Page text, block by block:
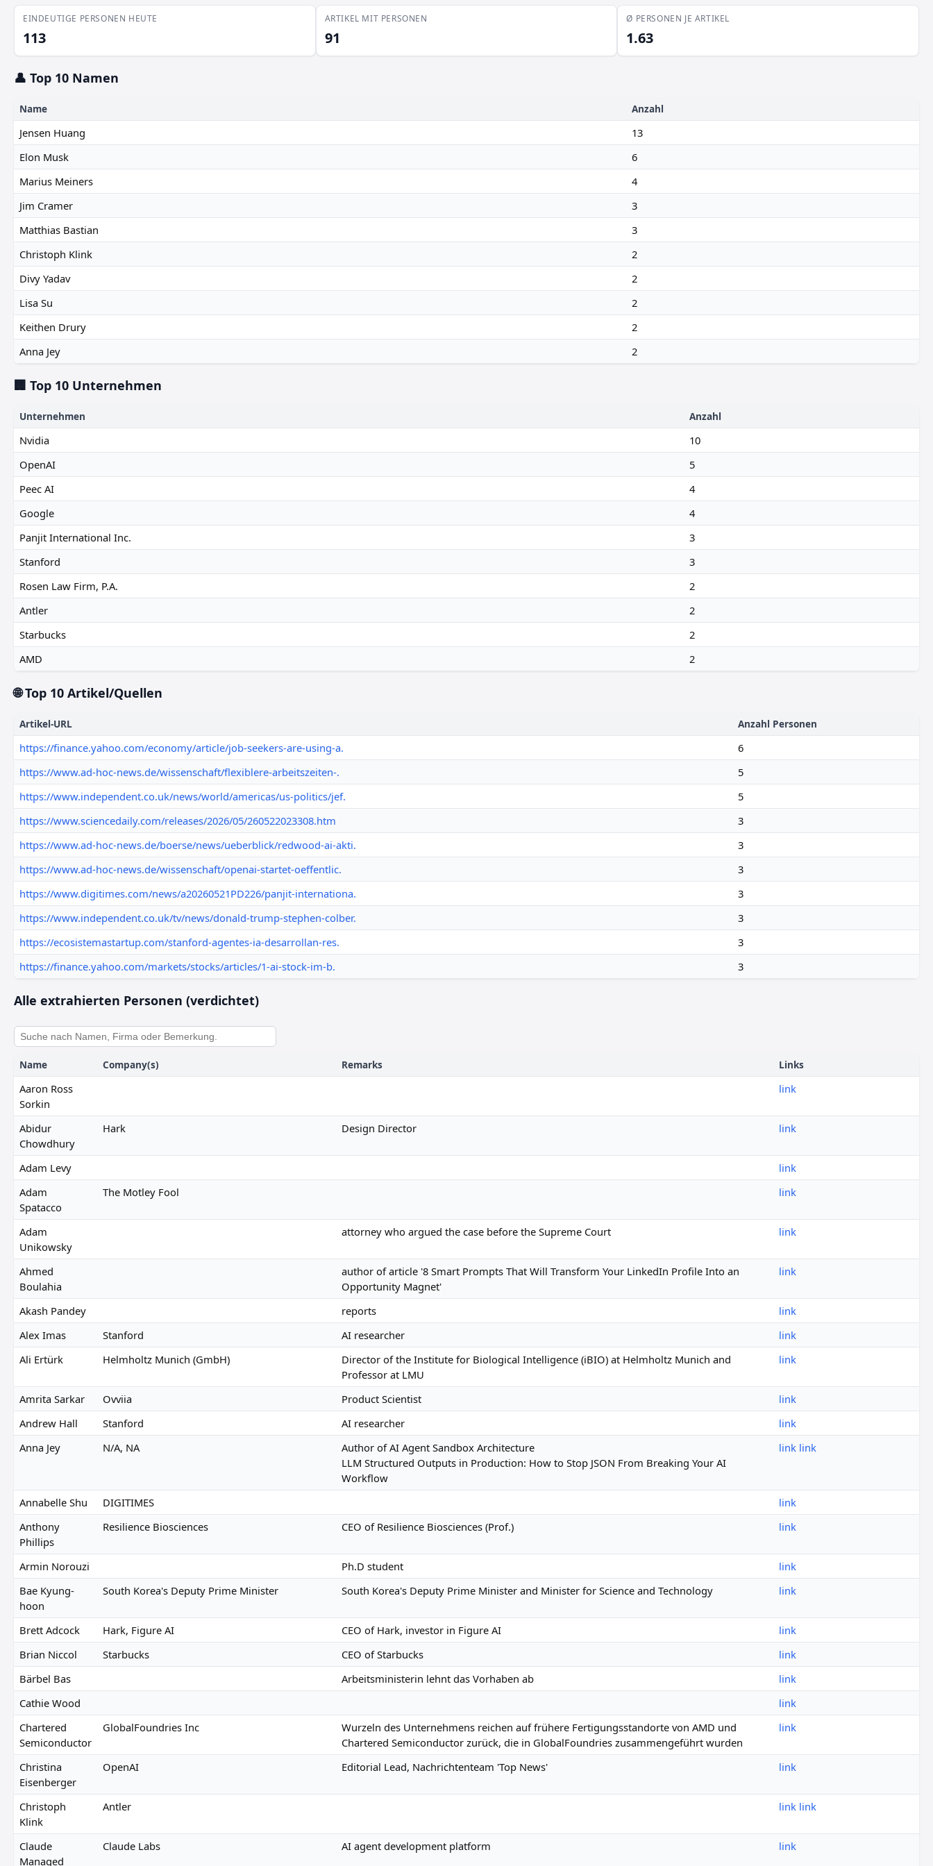
EINDEUTIGE PERSONEN HEUTE
113
ARTIKEL MIT PERSONEN
91
Ø PERSONEN JE ARTIKEL
1.63
👤 Top 10 Namen
Name Anzahl
Jensen Huang
13
Elon Musk
6
Marius Meiners
4
Jim Cramer
3
Matthias Bastian
3
Christoph Klink
2
Divy Yadav
2
Lisa Su
2
Keithen Drury
2
Anna Jey
2
🏢 Top 10 Unternehmen
Unternehmen Anzahl
Nvidia
10
OpenAI
5
Peec AI
4
Google
4
Panjit International Inc.
3
Stanford
3
Rosen Law Firm, P.A.
2
Antler
2
Starbucks
2
AMD
2
🌐 Top 10 Artikel/Quellen
Artikel-URL Anzahl Personen
https://finance.yahoo.com/economy/article/job-seekers-are-using-a.
6
https://www.ad-hoc-news.de/wissenschaft/flexiblere-arbeitszeiten-.
5
https://www.independent.co.uk/news/world/americas/us-politics/jef.
5
https://www.sciencedaily.com/releases/2026/05/260522023308.htm
3
https://www.ad-hoc-news.de/boerse/news/ueberblick/redwood-ai-akti.
3
https://www.ad-hoc-news.de/wissenschaft/openai-startet-oeffentlic.
3
https://www.digitimes.com/news/a20260521PD226/panjit-internationa.
3
https://www.independent.co.uk/tv/news/donald-trump-stephen-colber.
3
https://ecosistemastartup.com/stanford-agentes-ia-desarrollan-res.
3
https://finance.yahoo.com/markets/stocks/articles/1-ai-stock-im-b.
3
Alle extrahierten Personen (verdichtet)
Name Company(s) Remarks Links
Aaron Ross
Sorkin
link
Abidur
Chowdhury
Hark Design Director link
Adam Levy
link
Adam
Spatacco
The Motley Fool link
Adam
Unikowsky
attorney who argued the case before the Supreme Court link
Ahmed
Boulahia
author of article '8 Smart Prompts That Will Transform Your LinkedIn Profile Into an
Opportunity Magnet'
link
Akash Pandey reports
link
Alex Imas
Stanford AI researcher
link
Ali Ertürk
Helmholtz Munich (GmbH)
Director of the Institute for Biological Intelligence (iBIO) at Helmholtz Munich and
Professor at LMU
link
Amrita Sarkar Ovviia Product Scientist
link
Andrew Hall
Stanford AI researcher
link
Anna Jey
N/A, NA
Author of AI Agent Sandbox Architecture
LLM Structured Outputs in Production: How to Stop JSON From Breaking Your AI
Workflow
link link
Annabelle Shu DIGITIMES
link
Anthony
Phillips
Resilience Biosciences CEO of Resilience Biosciences (Prof.) link
Armin Norouzi Ph.D student
link
Bae Kyung-
hoon
South Korea's Deputy Prime Minister South Korea's Deputy Prime Minister and Minister for Science and Technology link
Brett Adcock Hark, Figure AI CEO of Hark, investor in Figure AI
link
Brian Niccol
Starbucks CEO of Starbucks
link
Bärbel Bas
Arbeitsministerin lehnt das Vorhaben ab
link
Cathie Wood
link
Chartered
Semiconductor
GlobalFoundries Inc
Wurzeln des Unternehmens reichen auf frühere Fertigungsstandorte von AMD und
Chartered Semiconductor zurück, die in GlobalFoundries zusammengeführt wurden
link
Christina
Eisenberger
OpenAI Editorial Lead, Nachrichtenteam 'Top News' link
Christoph
Klink
Antler link link
Claude
Managed
Claude Labs AI agent development platform link